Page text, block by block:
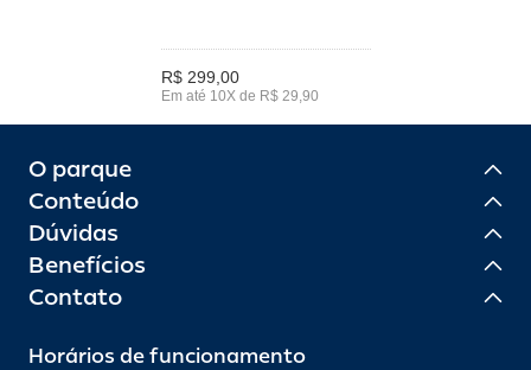
R$ 299,00
Em até 10X de R$ 29,90
O parque
Conteúdo
Dúvidas
Benefícios
Contato
Horários de funcionamento